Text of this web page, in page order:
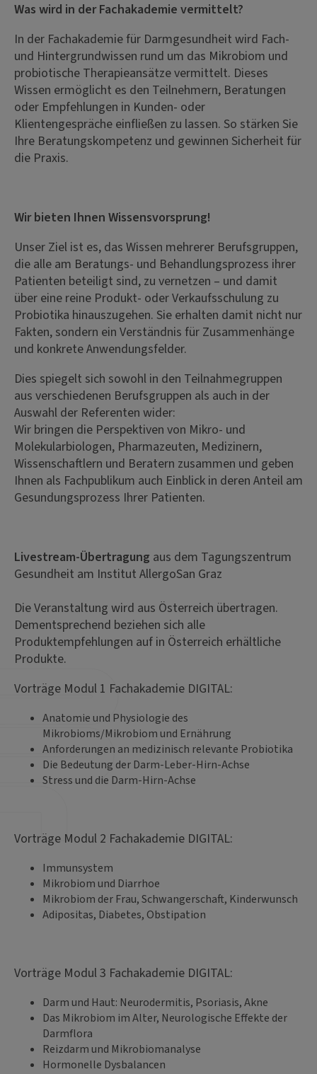
Was wird in der Fachakademie vermittelt?
In der Fachakademie für Darmgesundheit wird Fach-
und Hintergrundwissen rund um das Mikrobiom und
probiotische Therapieansätze vermittelt. Dieses
Wissen ermöglicht es den Teilnehmern, Beratungen
oder Empfehlungen in Kunden- oder
Klientengespräche einfließen zu lassen. So stärken Sie
Ihre Beratungskompetenz und gewinnen Sicherheit für
die Praxis.
Wir bieten Ihnen Wissensvorsprung!
Unser Ziel ist es, das Wissen mehrerer Berufsgruppen,
die alle am Beratungs- und Behandlungsprozess ihrer
Patienten beteiligt sind, zu vernetzen – und damit
über eine reine Produkt- oder Verkaufsschulung zu
Probiotika hinauszugehen. Sie erhalten damit nicht nur
Fakten, sondern ein Verständnis für Zusammenhänge
und konkrete Anwendungsfelder.
Dies spiegelt sich sowohl in den Teilnahmegruppen
aus verschiedenen Berufsgruppen als auch in der
Auswahl der Referenten wider:
Wir bringen die Perspektiven von Mikro- und
Molekularbiologen, Pharmazeuten, Medizinern,
Wissenschaftlern und Beratern zusammen und geben
Ihnen als Fachpublikum auch Einblick in deren Anteil am
Gesundungsprozess Ihrer Patienten.
Livestream-Übertragung aus dem Tagungszentrum
Gesundheit am Institut AllergoSan Graz
Die Veranstaltung wird aus Österreich übertragen.
Dementsprechend beziehen sich alle
Produktempfehlungen auf in Österreich erhältliche
Produkte.
Vorträge Modul 1 Fachakademie DIGITAL:
Anatomie und Physiologie des
Mikrobioms/Mikrobiom und Ernährung
Anforderungen an medizinisch relevante Probiotika
Die Bedeutung der Darm-Leber-Hirn-Achse
Stress und die Darm-Hirn-Achse
Vorträge Modul 2 Fachakademie DIGITAL:
Immunsystem
Mikrobiom und Diarrhoe
Mikrobiom der Frau, Schwangerschaft, Kinderwunsch
Adipositas, Diabetes, Obstipation
Vorträge Modul 3 Fachakademie DIGITAL:
Darm und Haut: Neurodermitis, Psoriasis, Akne
Das Mikrobiom im Alter, Neurologische Effekte der
Darmflora
Reizdarm und Mikrobiomanalyse
Hormonelle Dysbalancen